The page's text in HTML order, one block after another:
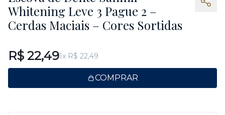
Whitening Leve 3 Pague 2 –
Cerdas Maciais – Cores Sortidas
R$ 22,491x R$ 22,49
COMPRAR